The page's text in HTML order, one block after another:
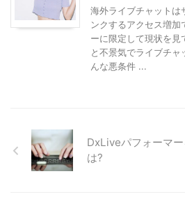
海外ライブチャットは
ンクするアクセス増
ーに限定して現状を
と不景気でライブチ
んな悪条件 ...
DxLiveパフォーマ
は?